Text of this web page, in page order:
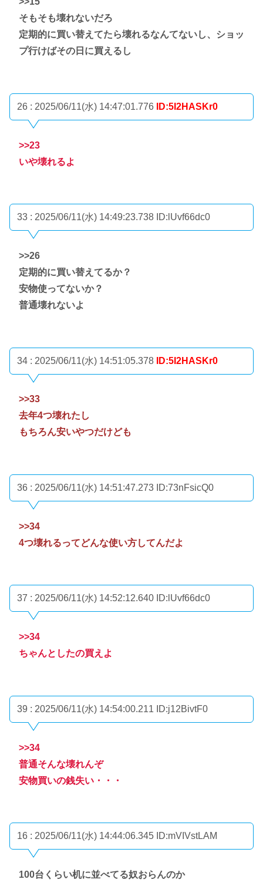
そもそも壊れないだろ
定期的に買い替えてたら壊れるなんてないし、ショッ
プ行けばその日に買えるし
26 : 2025/06/11(水) 14:47:01.776 ID:5I2HASKr0
>>23
いや壊れるよ
33 : 2025/06/11(水) 14:49:23.738 ID:lUvf66dc0
>>26
定期的に買い替えてるか？
安物使ってないか？
普通壊れないよ
34 : 2025/06/11(水) 14:51:05.378 ID:5I2HASKr0
>>33
去年4つ壊れたし
もちろん安いやつだけども
36 : 2025/06/11(水) 14:51:47.273 ID:73nFsicQ0
>>34
4つ壊れるってどんな使い方してんだよ
37 : 2025/06/11(水) 14:52:12.640 ID:lUvf66dc0
>>34
ちゃんとしたの買えよ
39 : 2025/06/11(水) 14:54:00.211 ID:j12BivtF0
>>34
普通そんな壊れんぞ
安物買いの銭失い・・・
16 : 2025/06/11(水) 14:44:06.345 ID:mVIVstLAM
100台くらい机に並べてる奴おらんのか